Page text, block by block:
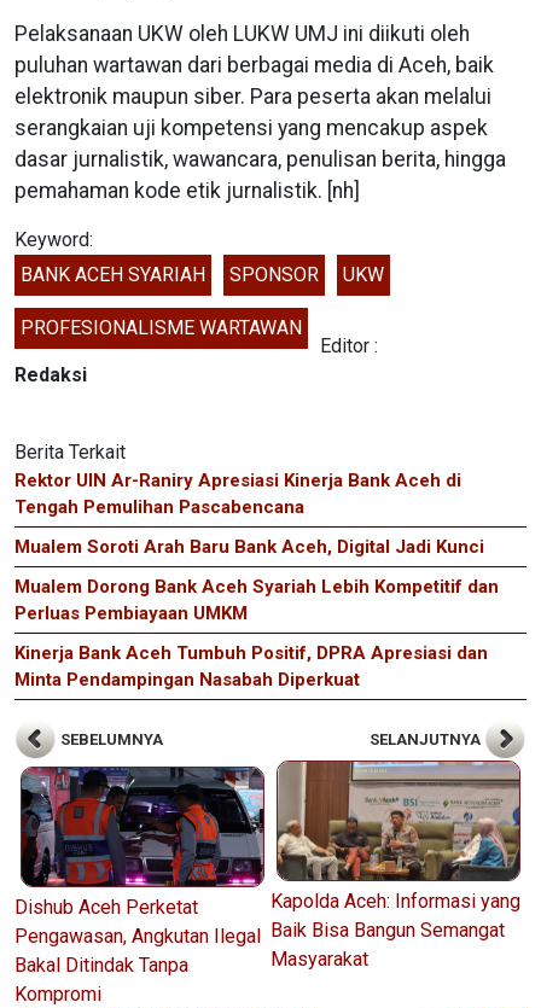
Pelaksanaan UKW oleh LUKW UMJ ini diikuti oleh
puluhan wartawan dari berbagai media di Aceh, baik
elektronik maupun siber. Para peserta akan melalui
serangkaian uji kompetensi yang mencakup aspek
dasar jurnalistik, wawancara, penulisan berita, hingga
pemahaman kode etik jurnalistik. [nh]
Keyword:
BANK ACEH SYARIAH
SPONSOR UKW
PROFESIONALISME WARTAWAN
Editor :
Redaksi
Berita Terkait
Rektor UIN Ar-Raniry Apresiasi Kinerja Bank Aceh di
Tengah Pemulihan Pascabencana
Mualem Soroti Arah Baru Bank Aceh, Digital Jadi Kunci
Mualem Dorong Bank Aceh Syariah Lebih Kompetitif dan
Perluas Pembiayaan UMKM
Kinerja Bank Aceh Tumbuh Positif, DPRA Apresiasi dan
Minta Pendampingan Nasabah Diperkuat
SEBELUMNYA
Dishub Aceh Perketat
Pengawasan, Angkutan Ilegal
Bakal Ditindak Tanpa
Kompromi
SELANJUTNYA
Kapolda Aceh: Informasi yang
Baik Bisa Bangun Semangat
Masyarakat